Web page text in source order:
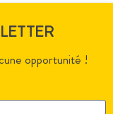
opportunité !